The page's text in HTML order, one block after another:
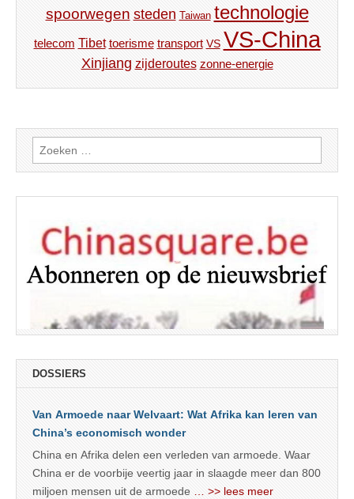
spoorwegen steden Taiwan technologie
telecom Tibet toerisme transport VS VS-China
Xinjiang zijderoutes zonne-energie
Zoeken
naar:
DOSSIERS
Van Armoede naar Welvaart: Wat Afrika kan leren van
China’s economisch wonder
China en Afrika delen een verleden van armoede. Waar
China er de voorbije veertig jaar in slaagde meer dan 800
miljoen mensen uit de armoede … >> lees meer